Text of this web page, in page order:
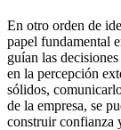
En otro orden de
papel fundamental
guían las
en la percepción
sólidos,
de la empresa, se
construir confianza